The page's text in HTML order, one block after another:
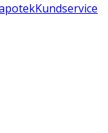
Kundservice